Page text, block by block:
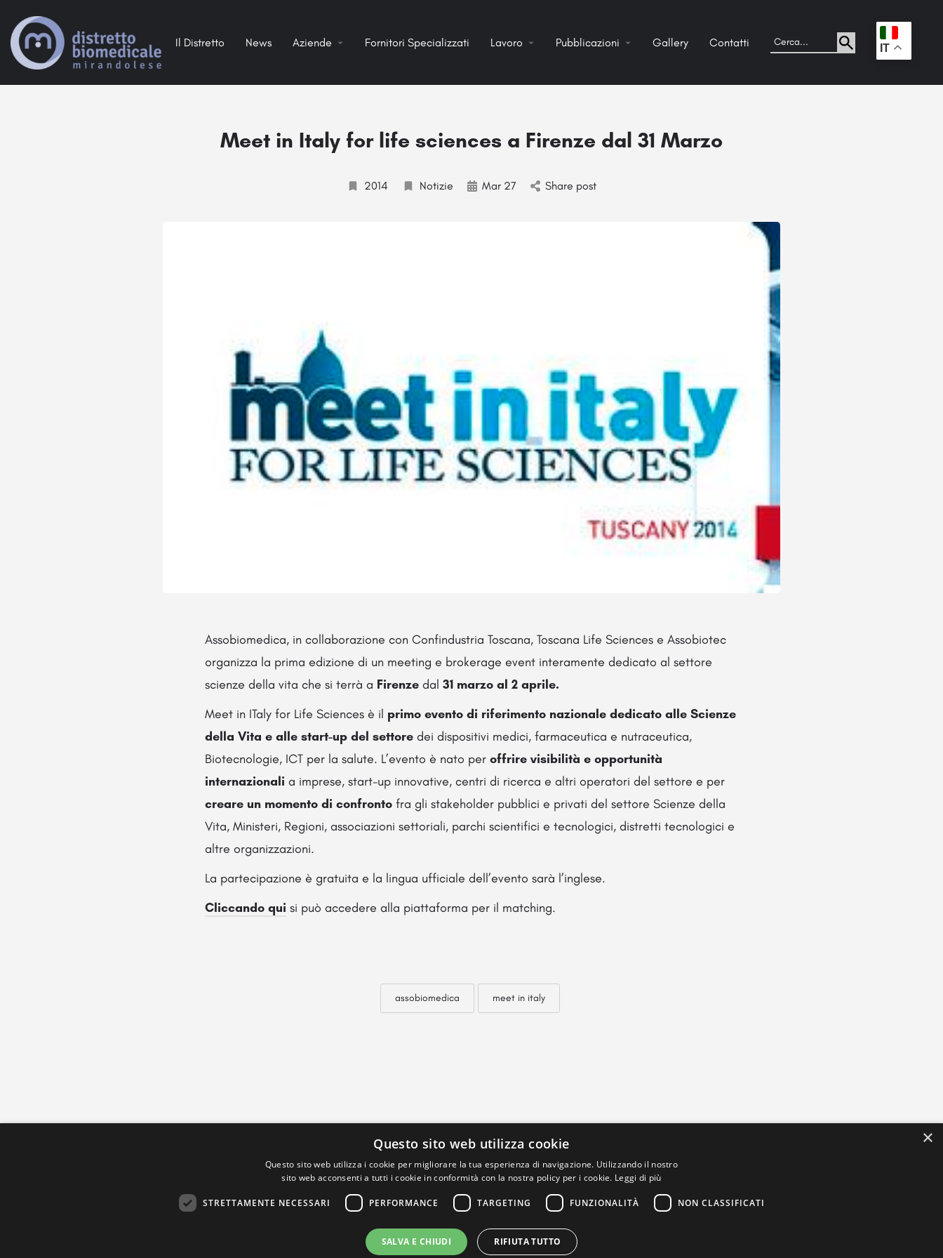
Il Distretto News Aziende Fornitori Specializzati Lavoro Pubblicazioni Gallery Contatti . IT
Meet in Italy for life sciences a Firenze dal 31 Marzo
2014 Notizie Mar 27 Share post
Assobiomedica, in collaborazione con Confindustria Toscana, Toscana Life Sciences e Assobiotec
organizza la prima edizione di un meeting e brokerage event interamente dedicato al settore
scienze della vita che si terrà a Firenze dal 31 marzo al 2 aprile.
Meet in ITaly for Life Sciences è il primo evento di riferimento nazionale dedicato alle Scienze
della Vita e alle start-up del settore dei dispositivi medici, farmaceutica e nutraceutica,
Biotecnologie, ICT per la salute. L’evento è nato per offrire visibilità e opportunità
internazionali a imprese, start-up innovative, centri di ricerca e altri operatori del settore e per
creare un momento di confronto fra gli stakeholder pubblici e privati del settore Scienze della
Vita, Ministeri, Regioni, associazioni settoriali, parchi scientifici e tecnologici, distretti tecnologici e
altre organizzazioni.
La partecipazione è gratuita e la lingua ufficiale dell’evento sarà l’inglese.
Cliccando qui si può accedere alla piattaforma per il matching.
assobiomedica meet in italy
×
Questo sito web utilizza cookie
Questo sito web utilizza i cookie per migliorare la tua esperienza di navigazione. Utilizzando il nostro
sito web acconsenti a tutti i cookie in conformità con la nostra policy per i cookie. Leggi di più
STRETTAMENTE NECESSARI PERFORMANCE TARGETING FUNZIONALITÀ NON CLASSIFICATI
SALVA E CHIUDI RIFIUTA TUTTO